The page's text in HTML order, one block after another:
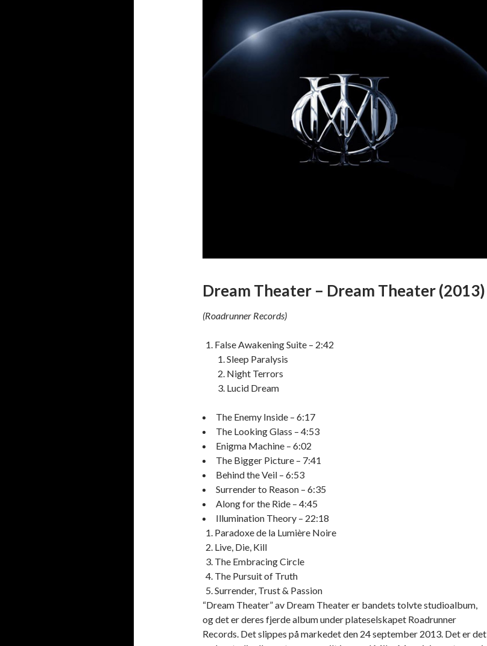
Dream Theater – Dream Theater (2013)
(Roadrunner Records)
False Awakening Suite – 2:42
Sleep Paralysis
Night Terrors
Lucid Dream
The Enemy Inside – 6:17
The Looking Glass – 4:53
Enigma Machine – 6:02
The Bigger Picture – 7:41
Behind the Veil – 6:53
Surrender to Reason – 6:35
Along for the Ride – 4:45
Illumination Theory – 22:18
Paradoxe de la Lumière Noire
Live, Die, Kill
The Embracing Circle
The Pursuit of Truth
Surrender, Trust & Passion
“Dream Theater” av Dream Theater er bandets tolvte studioalbum,
og det er deres fjerde album under plateselskapet Roadrunner
Records. Det slippes på markedet den 24 september 2013. Det er det